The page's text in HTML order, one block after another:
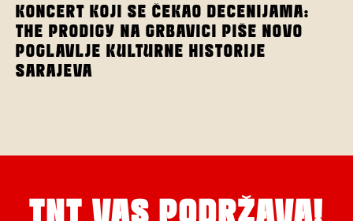
KONCERT KOJI SE ČEKAO DECENIJAMA:
THE PRODIGY NA GRBAVICI PIŠE NOVO
POGLAVLJE KULTURNE HISTORIJE
SARAJEVA
TNT VAS PODRŽAVA!